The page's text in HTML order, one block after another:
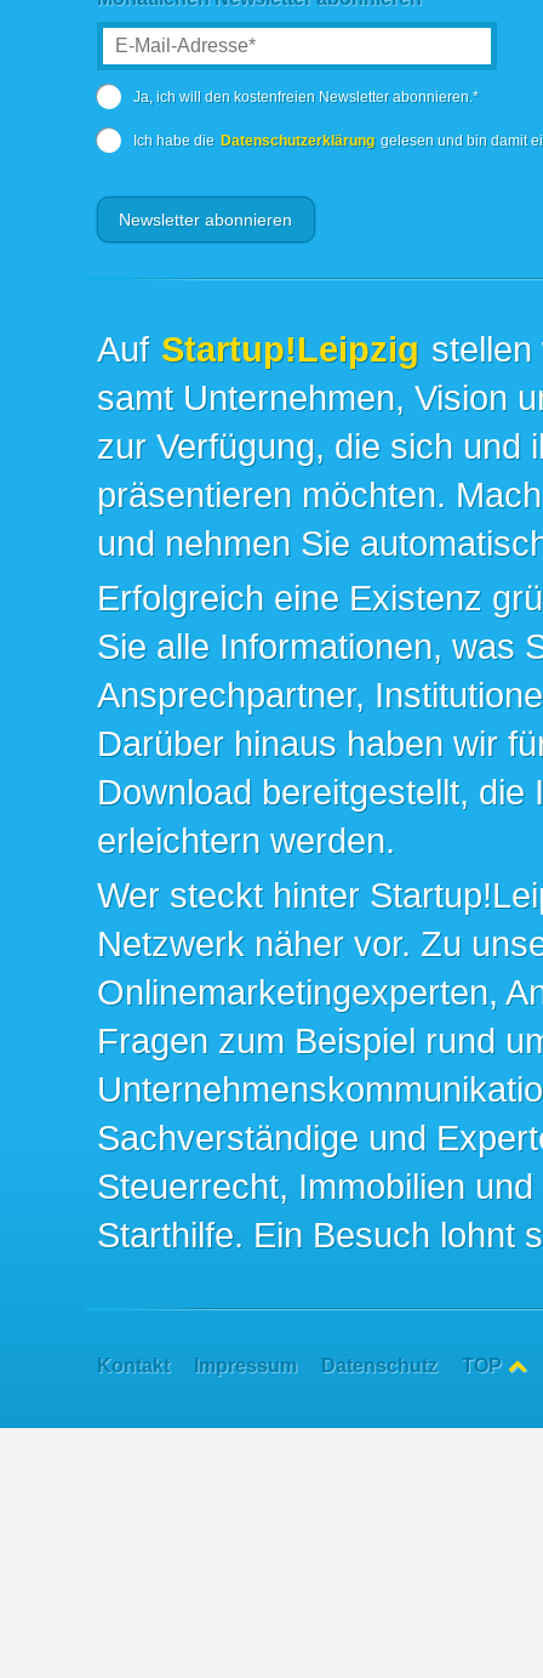
Ja, ich will den kostenfreien Newsletter abonnieren.*
Ich habe die Datenschutzerklärung gelesen und bin damit
Auf Startup!Leipzig
samt Unternehmen, Vision
zur Verfügung, die sich und
präsentieren möchten.
und nehmen Sie
Erfolgreich eine Existenz
Sie alle Informationen, was
Ansprechpartner,
Darüber hinaus haben wir
Download bereitgestellt,
erleichtern werden.
Wer steckt hinter
Netzwerk näher vor. Zu
Onlinemarketingexperten,
Fragen zum Beispiel rund
Sachverständige und
Steuerrecht, Immobilien
Starthilfe. Ein Besuch lohnt
Kontakt Impressum Datenschutz TOP